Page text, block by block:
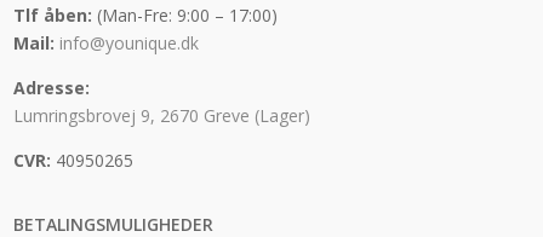
Tlf åben: (Man-Fre: 9:00 – 17:00)
Mail: info@younique.dk
Adresse:
Lumringsbrovej 9, 2670 Greve (Lager)
CVR: 40950265
BETALINGSMULIGHEDER